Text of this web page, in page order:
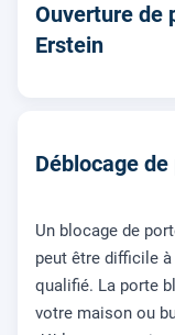
Ouverture de
Erstein
Déblocage
Un blocage de
peut être difficile
qualifié. La porte
votre maison ou